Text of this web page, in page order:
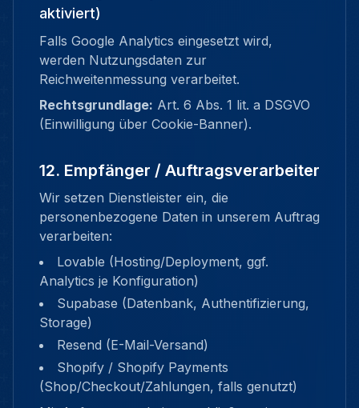
aktiviert)
Falls Google Analytics eingesetzt wird,
werden Nutzungsdaten zur
Reichweitenmessung verarbeitet.
Rechtsgrundlage: Art. 6 Abs. 1 lit. a DSGVO
(Einwilligung über Cookie-Banner).
12. Empfänger / Auftragsverarbeiter
Wir setzen Dienstleister ein, die
personenbezogene Daten in unserem Auftrag
verarbeiten:
Lovable (Hosting/Deployment, ggf.
Analytics je Konfiguration)
Supabase (Datenbank, Authentifizierung,
Storage)
Resend (E-Mail-Versand)
Shopify / Shopify Payments
(Shop/Checkout/Zahlungen, falls genutzt)